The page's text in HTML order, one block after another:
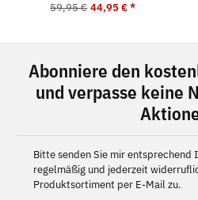
59,95 € 44,95 €*
Abonniere den
und verpasse keine
Bitte senden Sie mir entsprechend
regelmäßig und jederzeit
Produktsortiment per E-Mail zu.